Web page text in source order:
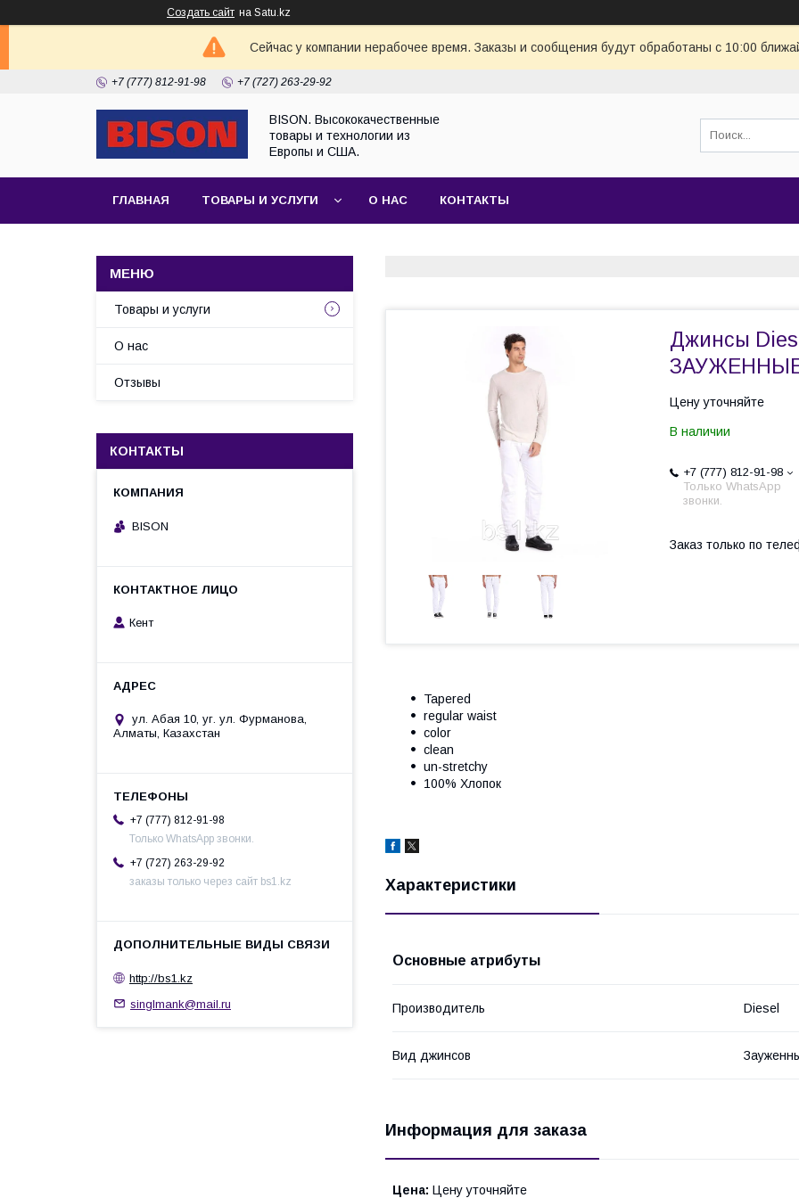
Создать сайт на Satu.kz
Сейчас у компании нерабочее время. Заказы и сообщения будут обработаны с 10:00
+7 (777) 812-91-98 +7 (727) 263-29-92
BISON. Высококачественные
товары и технологии из
Европы и США.
ГЛАВНАЯ ТОВАРЫ И УСЛУГИ О НАС КОНТАКТЫ
Джинсы
Цену уточняйте
В наличии
+7 (777) 812-91-98
Только WhatsApp
звонки.
Заказ только по
Tapered
regular waist
color
clean
un-stretchy
100% Хлопок
Характеристики
Основные атрибуты
Производитель Diesel
Вид джинсов
Информация для заказа
Цена: Цену уточняйте
Товары и услуги
О нас
Отзывы
КОНТАКТЫ
BISON
Кент
ул. Абая 10, уг. ул. Фурманова,
Алматы, Казахстан
+7 (777) 812-91-98
Только WhatsApp звонки.
+7 (727) 263-29-92
заказы только через сайт bs1.kz
http://bs1.kz
singlmank@mail.ru